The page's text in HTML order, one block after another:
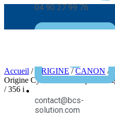
04 90 27 99 76
contact@bcs-
solution.com
Accueil / ORIGINE /CANON /
Origine Cyan CEXV 55 pour
/ 356 i